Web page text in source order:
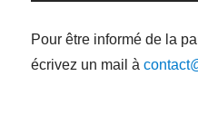
Pour être informé de la
écrivez un mail à